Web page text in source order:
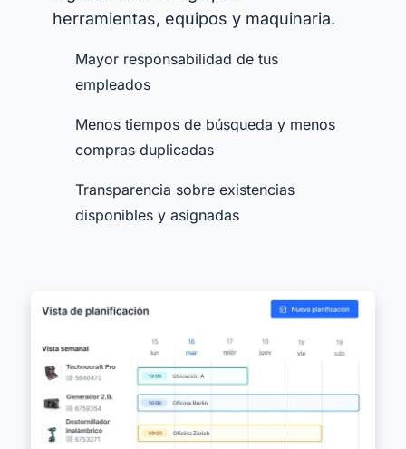
herramientas, equipos y maquinaria.
Mayor responsabilidad de tus
empleados
Menos tiempos de búsqueda y menos
compras duplicadas
Transparencia sobre existencias
disponibles y asignadas